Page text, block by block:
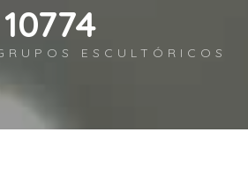
11972
ESCULTÓRICOS